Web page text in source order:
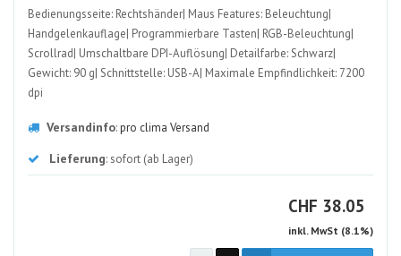
Bedienungsseite: Rechtshänder| Maus Features: Beleuchtung|
Handgelenkauflage| Programmierbare Tasten| RGB-Beleuchtung|
Scrollrad| Umschaltbare DPI-Auflösung| Detailfarbe: Schwarz|
Gewicht: 90 g| Schnittstelle: USB-A| Maximale Empfindlichkeit: 7200
dpi
Versandinfo:pro clima Versand
Lieferung: sofort (ab Lager)
CHF CHF
38.05
inkl. MwSt (8.1%)